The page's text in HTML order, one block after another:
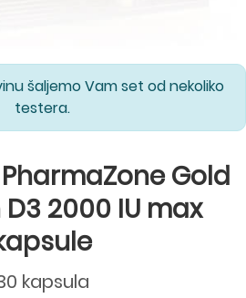
šaljemo Vam set od nekoliko
testera.
Gold
2000 IU max
kapsula